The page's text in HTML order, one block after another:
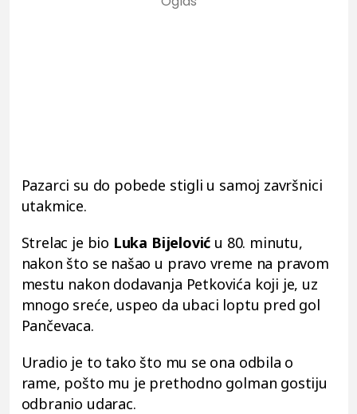
Pazarci su do pobede stigli u samoj završnici
utakmice.
Strelac je bio Luka Bijelović u 80. minutu,
nakon što se našao u pravo vreme na pravom
mestu nakon dodavanja Petkovića koji je, uz
mnogo sreće, uspeo da ubaci loptu pred gol
Pančevaca.
Uradio je to tako što mu se ona odbila o
rame, pošto mu je prethodno golman gostiju
odbranio udarac.